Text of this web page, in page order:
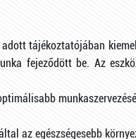
tájékoztatójában
fejeződött be. Az
az egészségesebb